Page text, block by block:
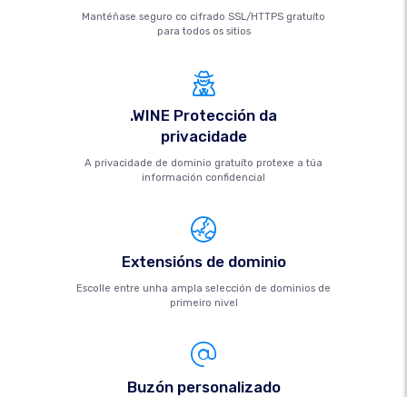
Mantéñase seguro co cifrado SSL/HTTPS gratuíto
para todos os sitios
.WINE Protección da
privacidade
A privacidade de dominio gratuíto protexe a túa
información confidencial
Extensións de dominio
Escolle entre unha ampla selección de dominios de
primeiro nivel
Buzón personalizado